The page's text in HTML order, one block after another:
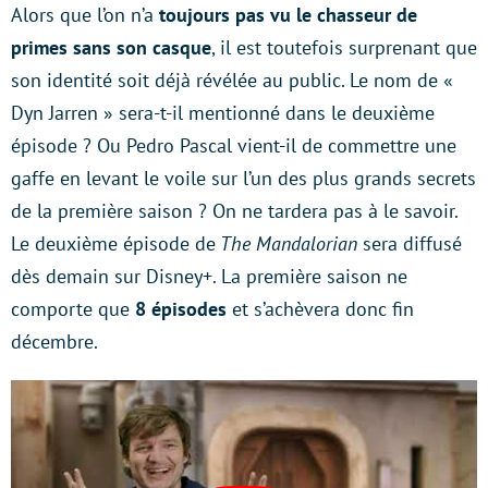
Alors que l’on n’a toujours pas vu le chasseur de
primes sans son casque, il est toutefois surprenant que
son identité soit déjà révélée au public. Le nom de «
Dyn Jarren » sera-t-il mentionné dans le deuxième
épisode ? Ou Pedro Pascal vient-il de commettre une
gaffe en levant le voile sur l’un des plus grands secrets
de la première saison ? On ne tardera pas à le savoir.
Le deuxième épisode de The Mandalorian sera diffusé
dès demain sur Disney+. La première saison ne
comporte que 8 épisodes et s’achèvera donc fin
décembre.